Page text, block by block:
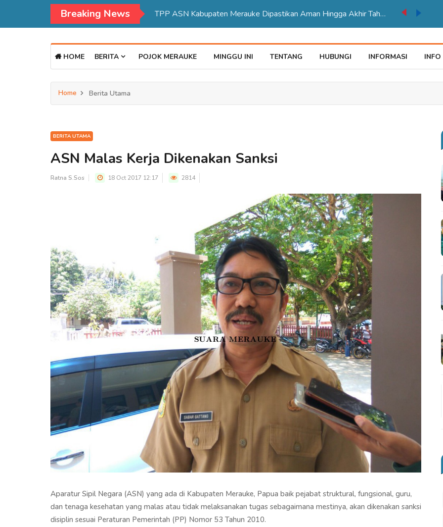
Breaking News
HOME BERITA POJOK MERAUKE MINGGU INI TENTANG HUBUNGI INFORMASI
Home Berita Utama
BERITA UTAMA
ASN Malas Kerja Dikenakan Sanksi
Ratna S.Sos 18 Oct 2017 12:17 2814
Aparatur Sipil Negara (ASN) yang ada di Kabupaten Merauke, Papua baik pejabat struktural, fungsional, guru,
dan tenaga kesehatan yang malas atau tidak melaksanakan tugas sebagaimana mestinya, akan dikenakan sanksi
disiplin sesuai Peraturan Pemerintah (PP) Nomor 53 Tahun 2010.